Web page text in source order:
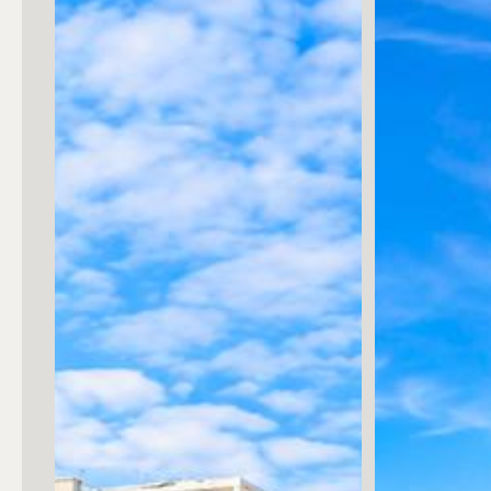
Posto auto/Box
Balcone/Terrazzo
Ascensore
Arredato
Nuova costruzione
Lusso